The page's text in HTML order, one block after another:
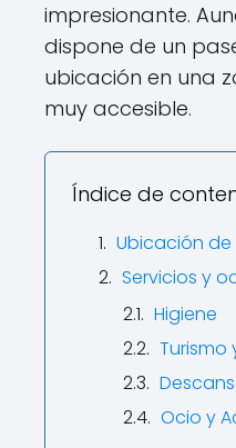
impresionante.
dispone de un
ubicación en una
muy accesible.
Índice de
Ubicación de
Servicios y
Higiene
Turismo
Ocio y